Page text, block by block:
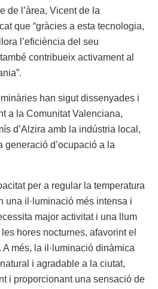
de l’àrea, Vicent de la
que “gràcies a esta tecnologia,
l’eficiència del seu
contribueix activament al
han sigut dissenyades i
a la Comunitat Valenciana,
d’Alzira amb la indústria local,
generació d’ocupació a la
per a regular la temperatura
una il·luminació més intensa i
major activitat i una llum
hores nocturnes, afavorint el
més, la il·luminació dinàmica
i agradable a la ciutat,
i proporcionant una sensació de